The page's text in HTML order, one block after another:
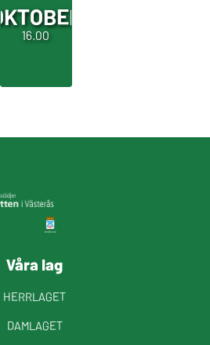
OKTOBER
16.00
Våra lag
HERRLAGET
DAMLAGET